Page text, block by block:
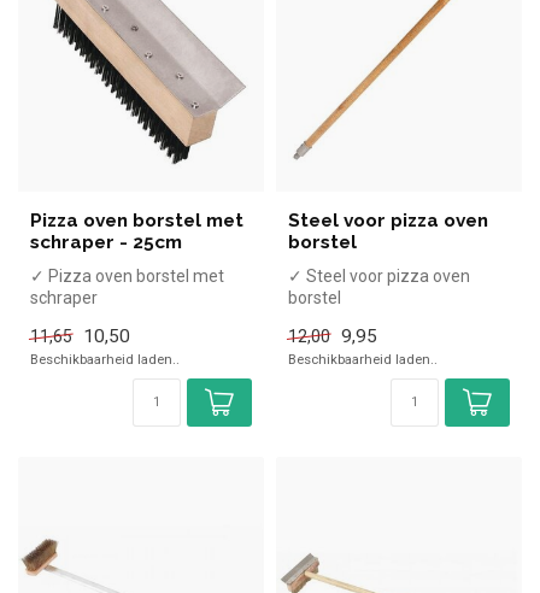
Pizza oven borstel met
schraper - 25cm
✓ Pizza oven borstel met
schraper
11,65
10,50
Beschikbaarheid laden..
Steel voor pizza oven
borstel
✓ Steel voor pizza oven
borstel
12,00 9,95
Beschikbaarheid laden..